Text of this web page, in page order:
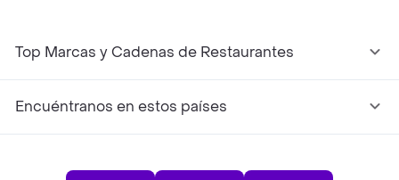
Top Marcas y Cadenas de Restaurantes
Encuéntranos en estos países